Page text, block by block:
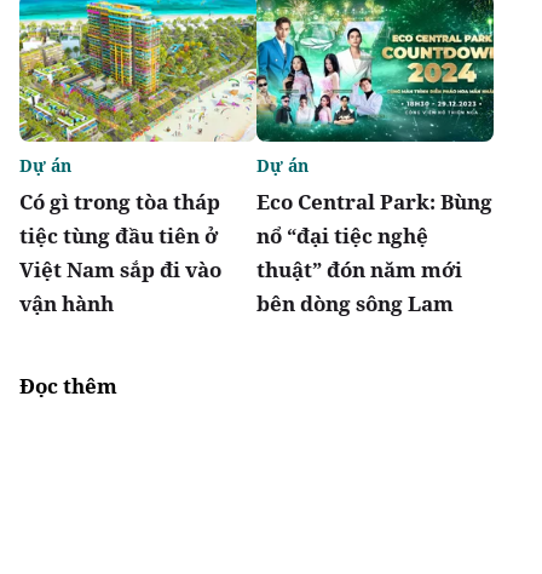
Có gì trong tòa tháp
tiệc tùng đầu tiên ở
Việt Nam sắp đi vào
vận hành
Dự án
Eco Central Park: Bùng
nổ “đại tiệc nghệ
thuật” đón năm mới
bên dòng sông Lam
Dự án
Đọc thêm